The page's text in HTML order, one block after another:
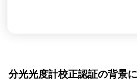
分光光度計校正認証の背景